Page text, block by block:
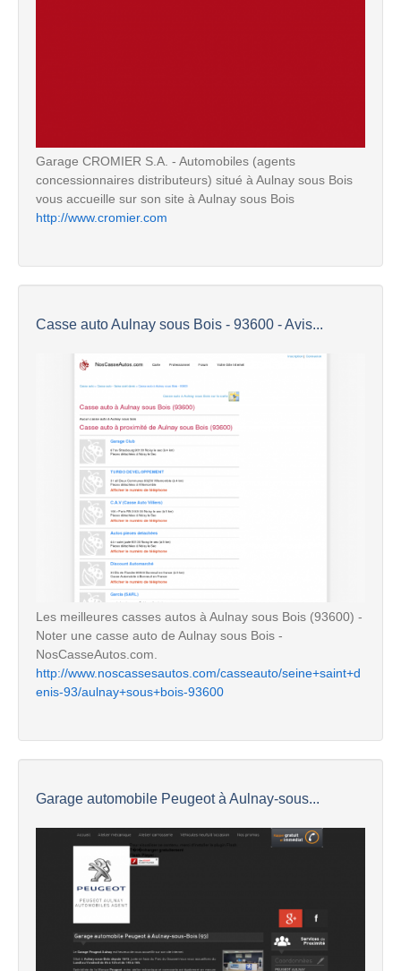
Garage CROMIER S.A. - Automobiles (agents
concessionnaires distributeurs) situé à Aulnay sous Bois
vous accueille sur son site à Aulnay sous Bois
http://www.cromier.com
Casse auto Aulnay sous Bois - 93600 - Avis...
Les meilleures casses autos à Aulnay sous Bois (93600) -
Noter une casse auto de Aulnay sous Bois -
NosCasseAutos.com.
http://www.noscassesautos.com/casseauto/seine+saint+d
enis-93/aulnay+sous+bois-93600
Garage automobile Peugeot à Aulnay-sous...